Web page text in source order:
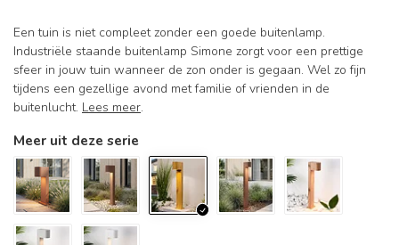
Een tuin is niet compleet zonder een goede buitenlamp.
Industriële staande buitenlamp Simone zorgt voor een prettige
sfeer in jouw tuin wanneer de zon onder is gegaan. Wel zo fijn
tijdens een gezellige avond met familie of vrienden in de
buitenlucht. Lees meer.
Meer uit deze serie